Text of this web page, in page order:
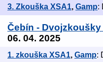
3. Zkouška XSA1, Gamp:
Čebín -
06. 04. 2025
1. zkouška XSA1, Gamp: